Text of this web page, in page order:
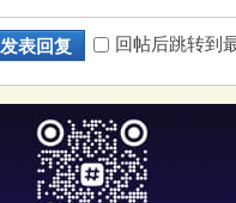
发表回复 回帖后跳转到